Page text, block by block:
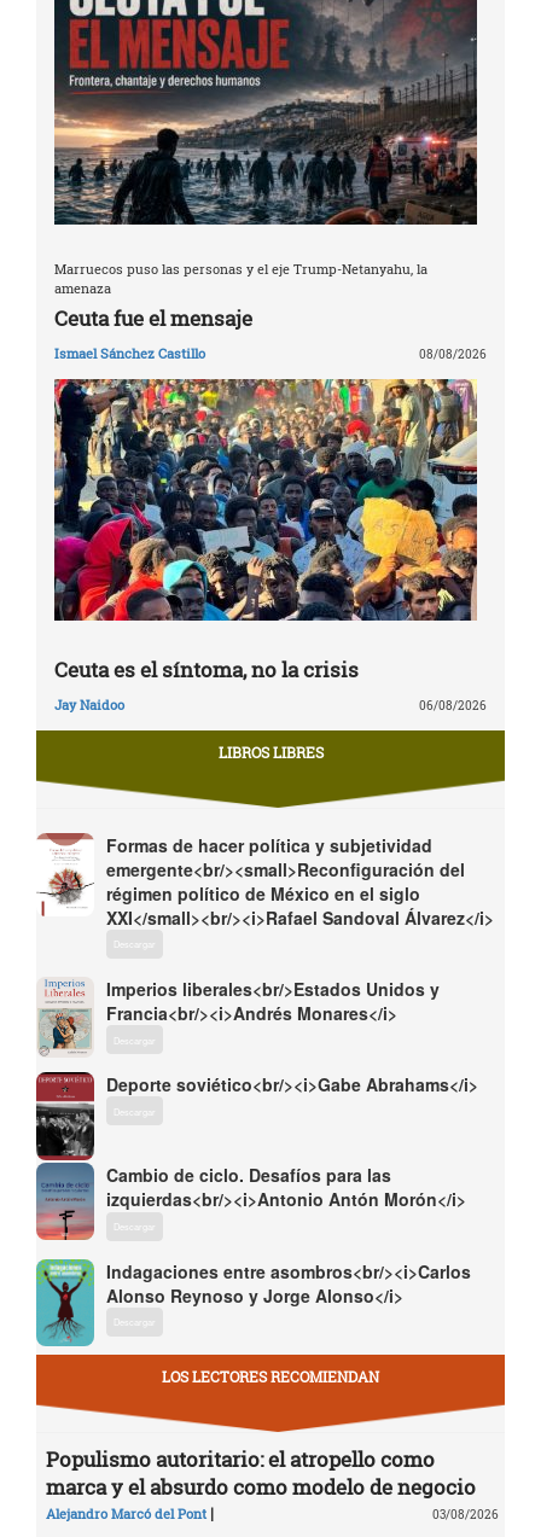
Marruecos puso las personas y el eje Trump-Netanyahu, la
amenaza
Ceuta fue el mensaje
Ismael Sánchez Castillo 08/08/2026
Ceuta es el síntoma, no la crisis
Jay Naidoo 06/08/2026
LIBROS LIBRES
Formas de hacer política y subjetividad
emergente<br/><small>Reconfiguración del
régimen político de México en el siglo
XXI</small><br/><i>Rafael Sandoval Álvarez</i>
Descargar
Imperios liberales<br/>Estados Unidos y
Francia<br/><i>Andrés Monares</i>
Descargar
Deporte soviético<br/><i>Gabe Abrahams</i>
Descargar
Cambio de ciclo. Desafíos para las
izquierdas<br/><i>Antonio Antón Morón</i>
Descargar
Indagaciones entre asombros<br/><i>Carlos
Alonso Reynoso y Jorge Alonso</i>
Descargar
LOS LECTORES RECOMIENDAN
Populismo autoritario: el atropello como
marca y el absurdo como modelo de negocio
Alejandro Marcó del Pont | 03/08/2026